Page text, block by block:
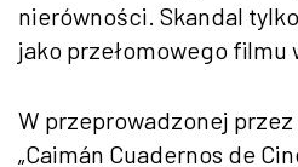
nierówności. Skandal
jako przełomowego filmu
W przeprowadzonej
„Caimán Cuadernos de